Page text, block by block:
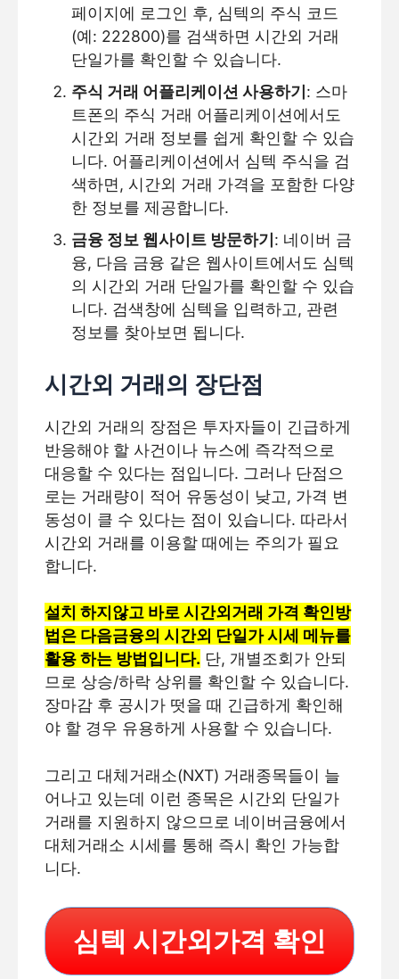
페이지에 로그인 후, 심텍의 주식 코드
(예: 222800)를 검색하면 시간외 거래
단일가를 확인할 수 있습니다.
주식 거래 어플리케이션 사용하기: 스마
트폰의 주식 거래 어플리케이션에서도
시간외 거래 정보를 쉽게 확인할 수 있습
니다. 어플리케이션에서 심텍 주식을 검
색하면, 시간외 거래 가격을 포함한 다양
한 정보를 제공합니다.
금융 정보 웹사이트 방문하기: 네이버 금
융, 다음 금융 같은 웹사이트에서도 심텍
의 시간외 거래 단일가를 확인할 수 있습
니다. 검색창에 심텍을 입력하고, 관련
정보를 찾아보면 됩니다.
시간외 거래의 장단점
시간외 거래의 장점은 투자자들이 긴급하게
반응해야 할 사건이나 뉴스에 즉각적으로
대응할 수 있다는 점입니다. 그러나 단점으
로는 거래량이 적어 유동성이 낮고, 가격 변
동성이 클 수 있다는 점이 있습니다. 따라서
시간외 거래를 이용할 때에는 주의가 필요
합니다.
설치 하지않고 바로 시간외거래 가격 확인방
법은 다음금융의 시간외 단일가 시세 메뉴를
활용 하는 방법입니다. 단, 개별조회가 안되
므로 상승/하락 상위를 확인할 수 있습니다.
장마감 후 공시가 떳을 때 긴급하게 확인해
야 할 경우 유용하게 사용할 수 있습니다.
그리고 대체거래소(NXT) 거래종목들이 늘
어나고 있는데 이런 종목은 시간외 단일가
거래를 지원하지 않으므로 네이버금융에서
대체거래소 시세를 통해 즉시 확인 가능합
니다.
심텍 시간외가격 확인